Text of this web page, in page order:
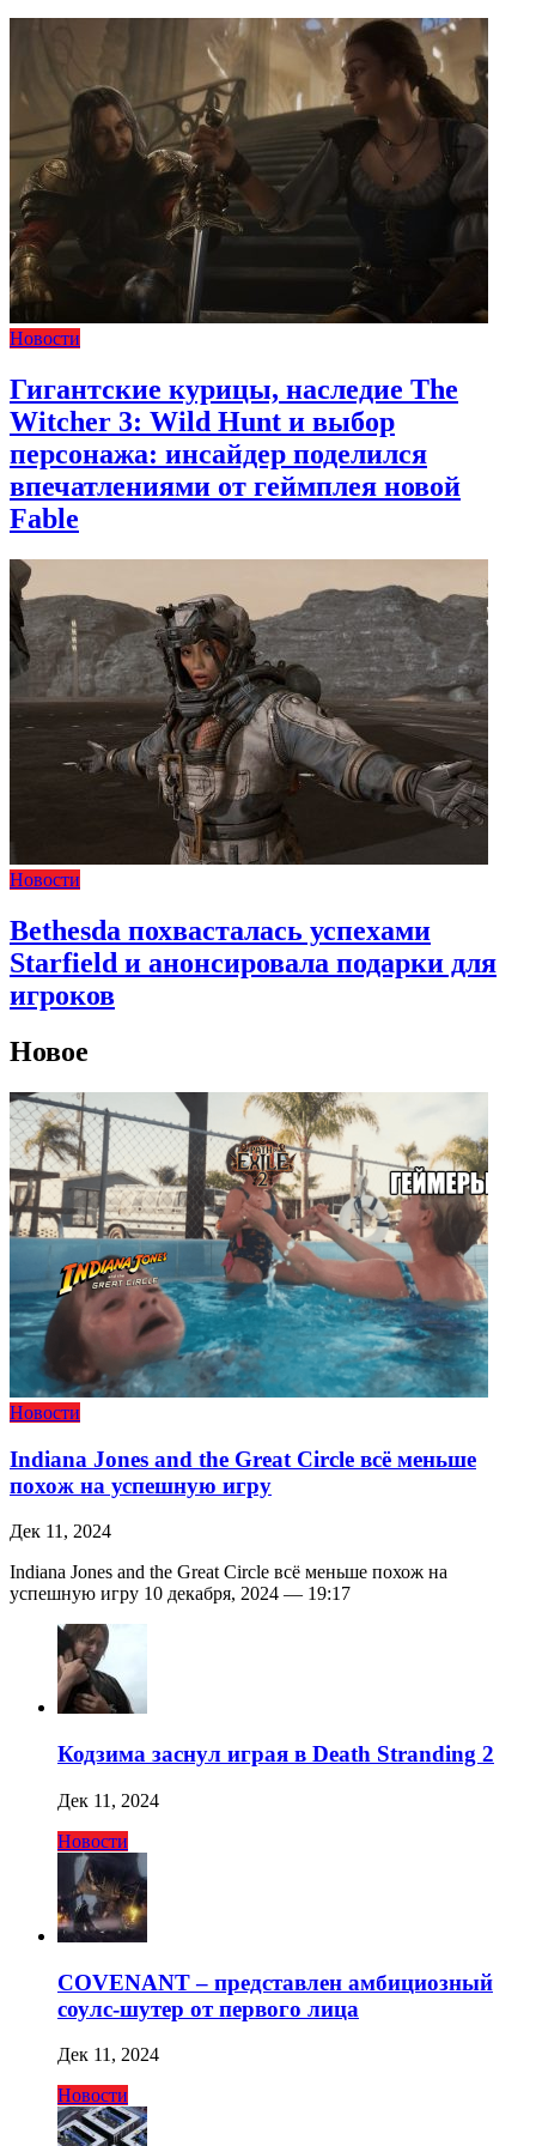
Новости
Гигантские курицы, наследие The
Witcher 3: Wild Hunt и выбор
персонажа: инсайдер поделился
впечатлениями от геймплея новой
Fable
Новости
Bethesda похвасталась успехами
Starfield и анонсировала подарки для
игроков
Новое
Новости
Indiana Jones and the Great Circle всё меньше
похож на успешную игру
Дек 11, 2024
Indiana Jones and the Great Circle всё меньше похож на
успешную игру 10 декабря, 2024 — 19:17
Кодзима заснул играя в Death Stranding 2
Дек 11, 2024
Новости
COVENANT – представлен амбициозный
соулс-шутер от первого лица
Дек 11, 2024
Новости